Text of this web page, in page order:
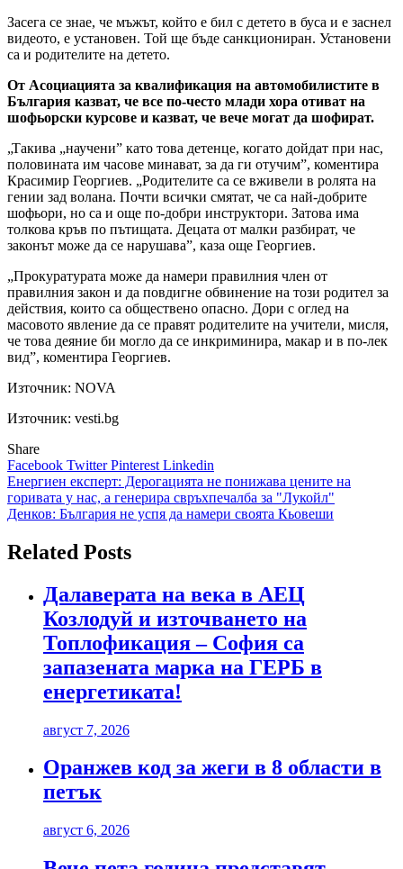
Засега се знае, че мъжът, който е бил с детето в буса и е заснел
видеото, е установен. Той ще бъде санкциониран. Установени
са и родителите на детето.
От Асоциацията за квалификация на автомобилистите в
България казват, че все по-често млади хора отиват на
шофьорски курсове и казват, че вече могат да шофират.
„Такива „научени” като това детенце, когато дойдат при нас,
половината им часове минават, за да ги отучим”, коментира
Красимир Георгиев. „Родителите са се вживели в ролята на
гении зад волана. Почти всички смятат, че са най-добрите
шофьори, но са и още по-добри инструктори. Затова има
толкова кръв по пътищата. Децата от малки разбират, че
законът може да се нарушава”, каза още Георгиев.
„Прокуратурата може да намери правилния член от
правилния закон и да повдигне обвинение на този родител за
действия, които са обществено опасно. Дори с оглед на
масовото явление да се правят родителите на учители, мисля,
че това деяние би могло да се инкриминира, макар и в по-лек
вид”, коментира Георгиев.
Източник: NOVA
Източник: vesti.bg
Share
Facebook TwitterPinterest Linkedin
Навигация
Енергиен експерт: Дерогацията не понижава цените на
горивата у нас, а генерира свръхпечалба за "Лукойл"
Денков: България не успя да намери своята Кьовеши
Related Posts
Далаверата на века в АЕЦ
Козлодуй и източването на
Топлофикация – София са
запазената марка на ГЕРБ в
енергетиката!
август 7, 2026
Оранжев код за жеги в 8 области в
петък
август 6, 2026